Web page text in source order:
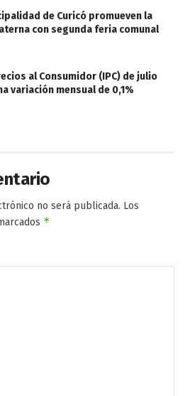
de Curicó promueven la
con segunda feria comunal
al Consumidor (IPC) de julio
variación mensual de 0,1%
no será publicada. Los
*